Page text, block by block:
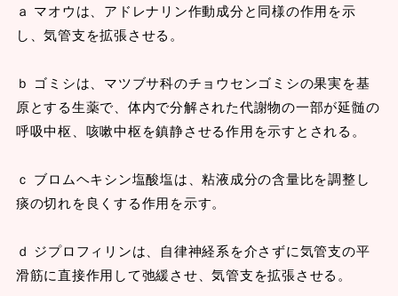
ａ マオウは、アドレナリン作動成分と同様の作用を示
し、気管支を拡張させる。
ｂ ゴミシは、マツブサ科のチョウセンゴミシの果実を基
原とする生薬で、体内で分解された代謝物の一部が延髄の
呼吸中枢、咳嗽中枢を鎮静させる作用を示すとされる。
ｃ ブロムヘキシン塩酸塩は、粘液成分の含量比を調整し
痰の切れを良くする作用を示す。
ｄ ジプロフィリンは、自律神経系を介さずに気管支の平
滑筋に直接作用して弛緩させ、気管支を拡張させる。